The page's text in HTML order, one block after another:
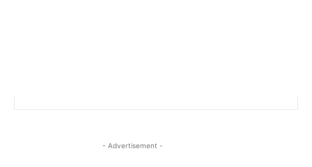
- Advertisement -